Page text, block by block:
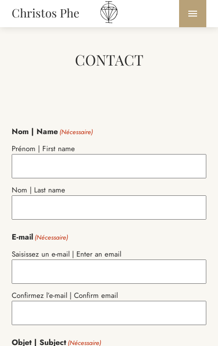
Christos Phe
CONTACT
Nom | Name (Nécessaire)
Prénom | First name
Nom | Last name
E-mail (Nécessaire)
Saisissez un e-mail | Enter an email
Confirmez l’e-mail | Confirm email
Objet | Subject (Nécessaire)